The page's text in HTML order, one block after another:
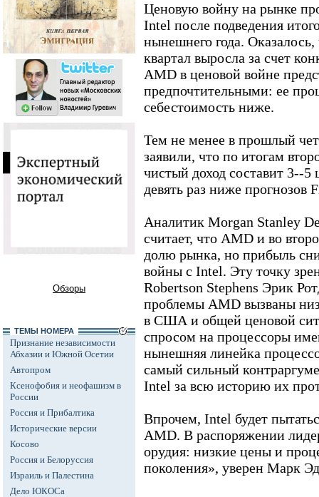
Обзоры
ТЕМЫ НОМЕРА
Признание независимости
Абхазии и Южной Осетии
Автопром
Ксенофобия и неофашизм в
России
Россия и Прибалтика
Исторические версии
Косово
Россия и Белоруссия
Израиль и Палестина
Дело ЮКОСа
Ценовую войну на рынке
Intel после подведения
нынешнего года.
квартал выросла за счет
AMD в ценовой войне
предпочтительными: ее
себестоимость ниже.
Тем не менее в прошлый
заявили, что по итогам
чистый доход составит 3--
девять раз ниже прогнозов
Аналитик Morgan Stanley
считает, что AMD и во
долю рынка, но прибыль
войны с Intel. Эту точку
Robertson Stephens Эрик
проблемы AMD вызваны
в США и общей ценовой
спросом на процессоры
нынешняя линейка
самый сильный
Intel за всю историю их
Впрочем, Intel будет
AMD. В распоряжении
орудия: низкие цены и
поколения», уверен Марк